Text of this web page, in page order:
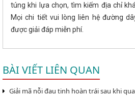
túng khi lựa chọn, tìm kiếm địa chỉ
Mọi chi tiết vui lòng liên hệ đường
được giải đáp miễn phí.
BÀI VIẾT LIÊN QUAN
Giải mã nỗi đau tinh hoàn trái sau khi